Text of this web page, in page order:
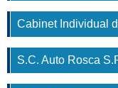
Cabinet Individual
S.C. Auto Rosca